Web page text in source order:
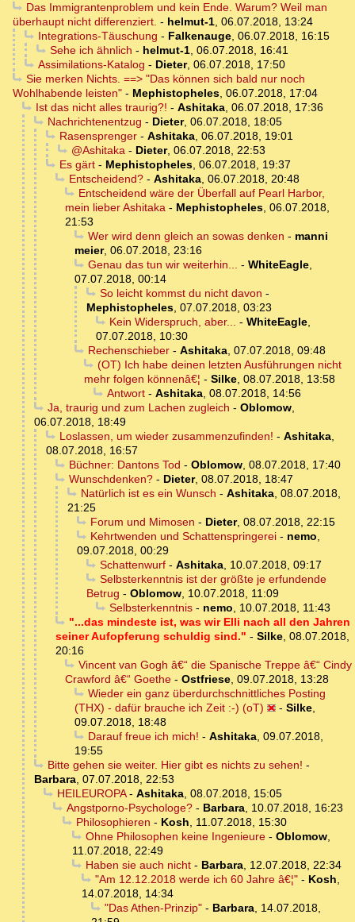
Das Immigrantenproblem und kein Ende. Warum? Weil man
überhaupt nicht differenziert. - helmut-1, 06.07.2018, 13:24
Integrations-Täuschung - Falkenauge, 06.07.2018, 16:15
Sehe ich ähnlich - helmut-1, 06.07.2018, 16:41
Assimilations-Katalog - Dieter, 06.07.2018, 17:50
Sie merken Nichts. ==> "Das können sich bald nur noch
Wohlhabende leisten" - Mephistopheles, 06.07.2018, 17:04
Ist das nicht alles traurig?! - Ashitaka, 06.07.2018, 17:36
Nachrichtenentzug - Dieter, 06.07.2018, 18:05
Rasensprenger- Ashitaka, 06.07.2018, 19:01
@Ashitaka- Dieter, 06.07.2018, 22:53
Es gärt- Mephistopheles, 06.07.2018, 19:37
Entscheidend?- Ashitaka, 06.07.2018, 20:48
Entscheidend wäre der Überfall auf Pearl Harbor,
mein lieber Ashitaka - Mephistopheles, 06.07.2018,
21:53
Wer wird denn gleich an sowas denken - manni
meier, 06.07.2018, 23:16
Genau das tun wir weiterhin... - WhiteEagle,
07.07.2018, 00:14
So leicht kommst du nicht davon -
Mephistopheles, 07.07.2018, 03:23
Kein Widerspruch, aber... - WhiteEagle,
07.07.2018, 10:30
Rechenschieber- Ashitaka, 07.07.2018, 09:48
(OT) Ich habe deinen letzten Ausführungen nicht
mehr folgen könnenâ€¦ - Silke, 08.07.2018, 13:58
Antwort- Ashitaka, 08.07.2018, 14:56
Ja, traurig und zum Lachen zugleich - Oblomow,
06.07.2018, 18:49
Loslassen, um wieder zusammenzufinden! - Ashitaka,
08.07.2018, 16:57
Büchner: Dantons Tod - Oblomow, 08.07.2018, 17:40
Wunschdenken?- Dieter, 08.07.2018, 18:47
Natürlich ist es ein Wunsch - Ashitaka, 08.07.2018,
21:25
Forum und Mimosen - Dieter, 08.07.2018, 22:15
Kehrtwenden und Schattenspringerei- nemo,
09.07.2018, 00:29
Schattenwurf- Ashitaka, 10.07.2018, 09:17
Selbsterkenntnis ist der größte je erfundende
Betrug - Oblomow, 10.07.2018, 11:09
Selbsterkenntnis- nemo, 10.07.2018, 11:43
"...das mindeste ist, was wir Elli nach all den Jahren
seiner Aufopferung schuldig sind." - Silke, 08.07.2018,
20:16
Vincent van Gogh â€“ die Spanische Treppe â€“ Cindy
Crawford â€“ Goethe - Ostfriese, 09.07.2018, 13:28
Wieder ein ganz überdurchschnittliches Posting
(THX) - dafür brauche ich Zeit :-) (oT)
- Silke,
09.07.2018, 18:48
Darauf freue ich mich! - Ashitaka, 09.07.2018,
19:55
Bitte gehen sie weiter. Hier gibt es nichts zu sehen! -
Barbara, 07.07.2018, 22:53
HEILEUROPA- Ashitaka, 08.07.2018, 15:05
Angstporno-Psychologe?- Barbara, 10.07.2018, 16:23
Philosophieren - Kosh, 11.07.2018, 15:30
Ohne Philosophen keine Ingenieure- Oblomow,
11.07.2018, 22:49
Haben sie auch nicht- Barbara, 12.07.2018, 22:34
"Am 12.12.2018 werde ich 60 Jahre â€¦"- Kosh,
14.07.2018, 14:34
"Das Athen-Prinzip"- Barbara, 14.07.2018,